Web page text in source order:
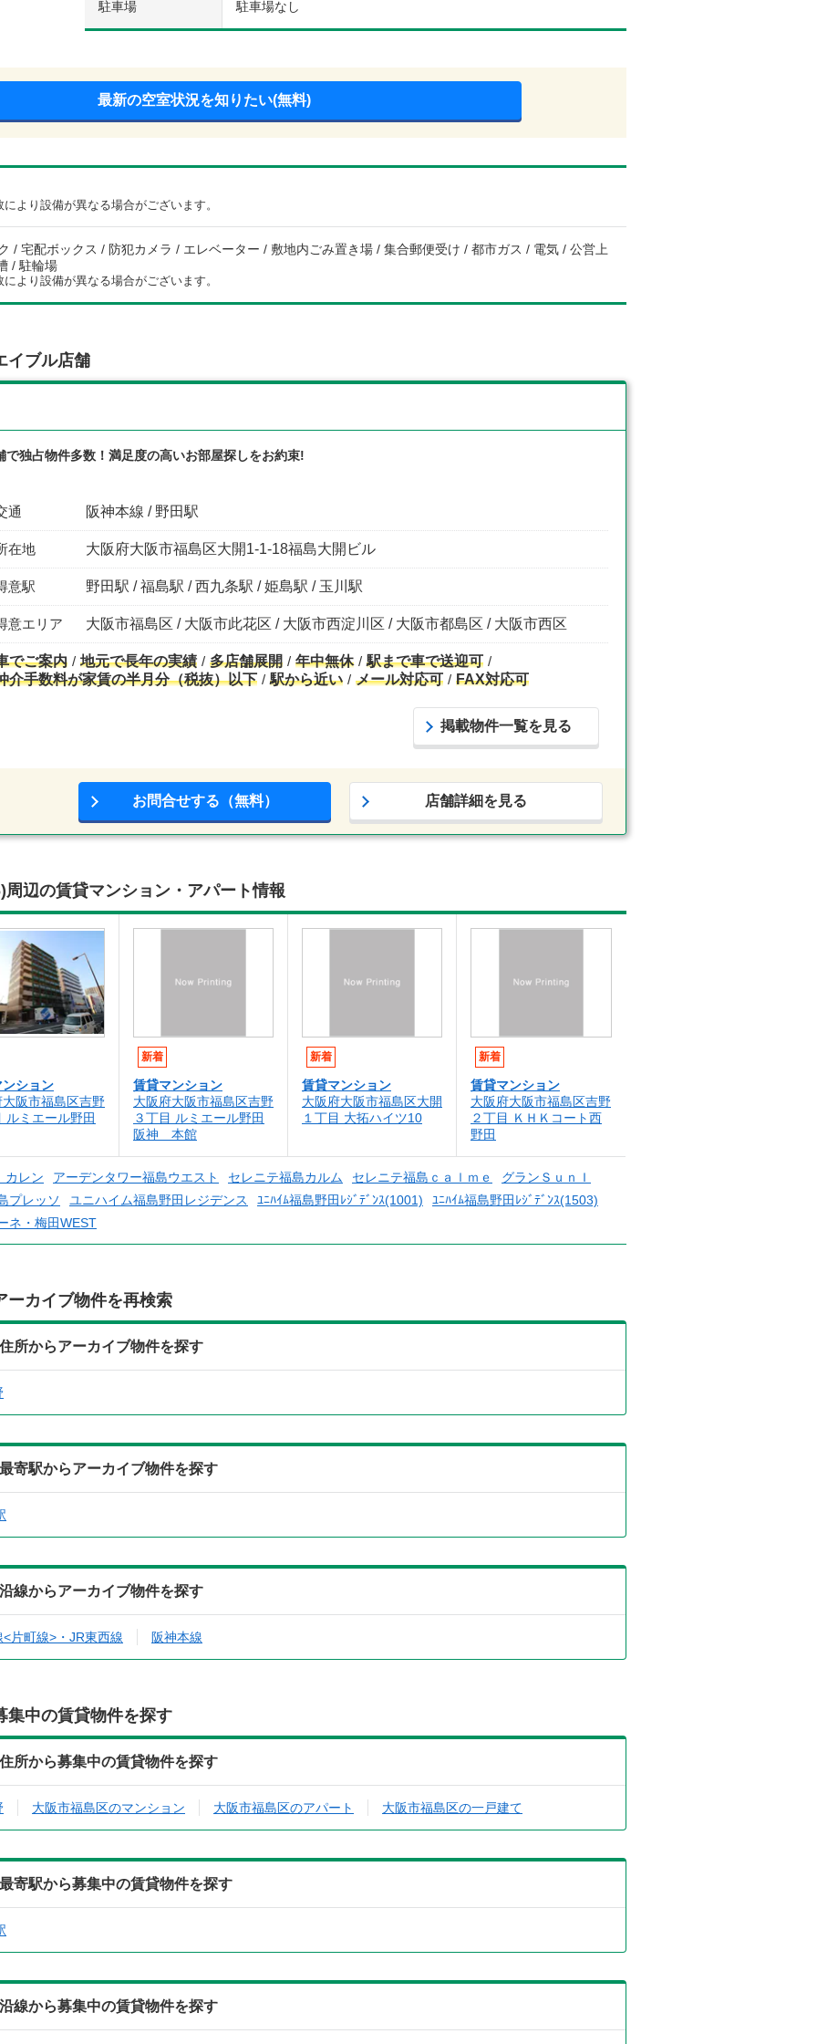
駐車場 駐車場なし
最新の空室状況を知りたい(無料)
より設備が異なる場合がございます。
/ 宅配ボックス / 防犯カメラ / エレベーター / 敷地内ごみ置き場 / 集合郵便受け / 都市ガス / 電気 / 公営上
/ 駐輪場
より設備が異なる場合がございます。
イブル店舗
で独占物件多数！満足度の高いお部屋探しをお約束!
通 阪神本線 / 野田駅
在地 大阪府大阪市福島区大開1-1-18福島大開ビル
意駅 野田駅 / 福島駅 / 西九条駅 / 姫島駅 / 玉川駅
意エリア 大阪市福島区 / 大阪市此花区 / 大阪市西淀川区 / 大阪市都島区 / 大阪市西区
でご案内 地元で長年の実績 多店舗展開 年中無休
駅まで車で送迎可
介手数料が家賃の半月分（税抜）以下
駅から近い メール対応可 FAX対応可
掲載物件一覧を見る
お問合せする（無料） 店舗詳細を見る
周辺の賃貸マンション・アパート情報
ション
阪市福島区吉野
ルミエール野田
新着
賃貸マンション
大阪府大阪市福島区吉野
３丁目 ルミエール野田
阪神 本館
新着
賃貸マンション
大阪府大阪市福島区大開
１丁目 大拓ハイツ10
新着
賃貸マンション
大阪府大阪市福島区吉野
２丁目 ＫＨＫコート西
野田
レン アーデンタワー福島ウエスト セレニテ福島カルム セレニテ福島ｃａｌｍｅ
グランＳｕｎＩ
プレッソ
ユニハイム福島野田レジデンス ﾕﾆﾊｲﾑ福島野田ﾚｼﾞﾃﾞﾝｽ(1001)
ﾕﾆﾊｲﾑ福島野田ﾚｼﾞﾃﾞﾝｽ(1503)
ネ・梅田WEST
ーカイブ物件を再検索
所からアーカイブ物件を探す
寄駅からアーカイブ物件を探す
線からアーカイブ物件を探す
片町線>・JR東西線 阪神本線
集中の賃貸物件を探す
所から募集中の賃貸物件を探す
大阪市福島区のマンション 大阪市福島区のアパート 大阪市福島区の一戸建て
寄駅から募集中の賃貸物件を探す
線から募集中の賃貸物件を探す